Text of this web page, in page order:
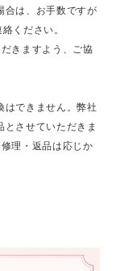
合は、お手数ですが
ください。
きますよう、ご協
はできません。弊社
させていただきま
理・返品は応じか